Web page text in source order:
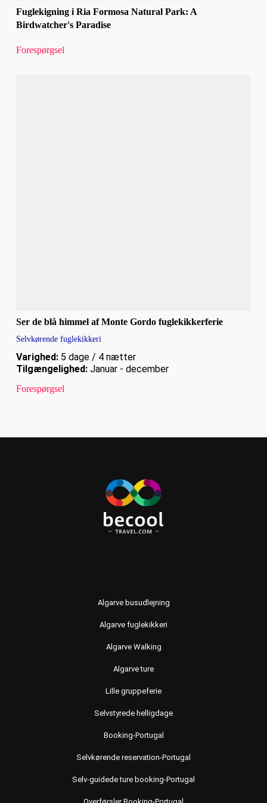
Fuglekigning i Ria Formosa Natural Park: A
Birdwatcher's Paradise
Forespørgsel
Ser de blå himmel af Monte Gordo fuglekikkerferie
Selvkørende fuglekikkeri
Varighed:5 dage / 4 nætter
Tilgængelighed:Januar - december
Forespørgsel
Algarve busudlejning
Algarve fuglekikkeri
Algarve Walking
Algarve ture
Lille gruppeferie
Selvstyrede helligdage
Booking-Portugal
Selvkørende reservation-Portugal
Selv-guidede ture booking-Portugal